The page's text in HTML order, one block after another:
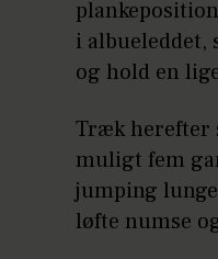
i albueleddet,
og hold en
Træk herefter
muligt fem
jumping
løfte numse